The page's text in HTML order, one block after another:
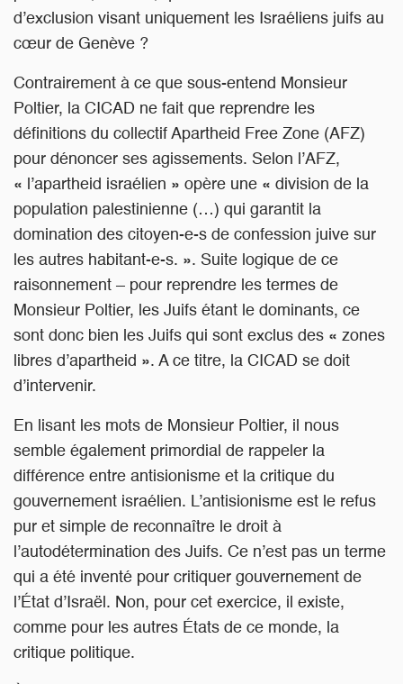
d’exclusion visant uniquement les Israéliens juifs au
cœur de Genève ?
Contrairement à ce que sous-entend Monsieur
Poltier, la CICAD ne fait que reprendre les
définitions du collectif Apartheid Free Zone (AFZ)
pour dénoncer ses agissements. Selon l’AFZ,
« l’apartheid israélien » opère une « division de la
population palestinienne (…) qui garantit la
domination des citoyen-e-s de confession juive sur
les autres habitant-e-s. ». Suite logique de ce
raisonnement – pour reprendre les termes de
Monsieur Poltier, les Juifs étant le dominants, ce
sont donc bien les Juifs qui sont exclus des « zones
libres d’apartheid ». A ce titre, la CICAD se doit
d’intervenir.
En lisant les mots de Monsieur Poltier, il nous
semble également primordial de rappeler la
différence entre antisionisme et la critique du
gouvernement israélien. L’antisionisme est le refus
pur et simple de reconnaître le droit à
l’autodétermination des Juifs. Ce n’est pas un terme
qui a été inventé pour critiquer gouvernement de
l’État d’Israël. Non, pour cet exercice, il existe,
comme pour les autres États de ce monde, la
critique politique.